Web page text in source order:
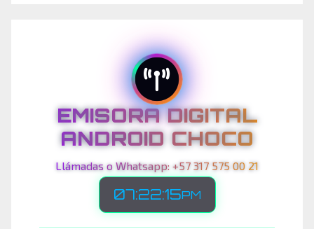
EMISORA DIGITAL
ANDROID CHOCO
Llámadas o Whatsapp: +57 317 575 00 21
07:22:17PM